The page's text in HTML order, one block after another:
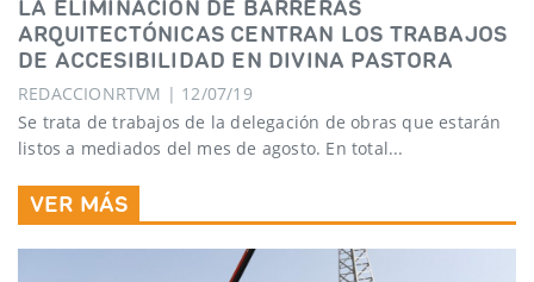
LA ELIMINACIÓN DE BARRERAS
ARQUITECTÓNICAS CENTRAN LOS TRABAJOS
DE ACCESIBILIDAD EN DIVINA PASTORA
REDACCIONRTVM | 12/07/19
Se trata de trabajos de la delegación de obras que estarán
listos a mediados del mes de agosto. En total...
VER MÁS